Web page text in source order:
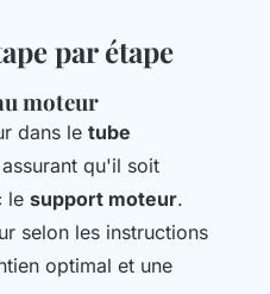
par étape
moteur
dans le tube
qu'il soit
le support moteur.
selon les instructions
optimal et une